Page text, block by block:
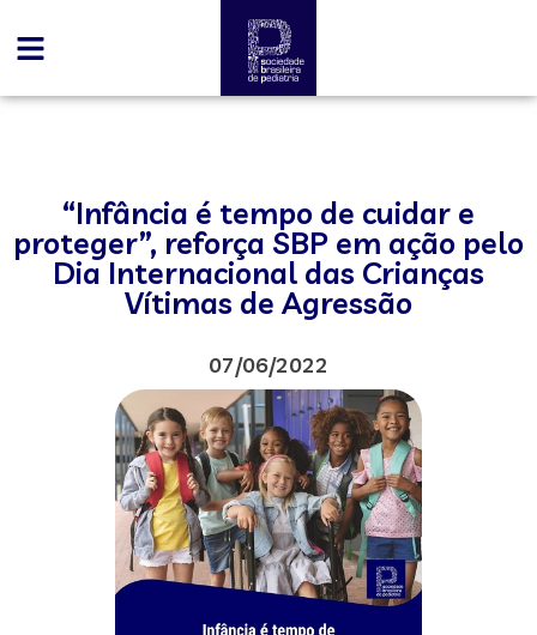
“Infância é tempo de cuidar e
proteger”, reforça SBP em ação pelo
Dia Internacional das Crianças
Vítimas de Agressão
07/06/2022